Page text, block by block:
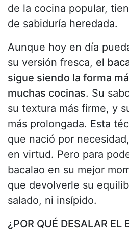
de la cocina popular,
de sabiduría heredada.
Aunque hoy en día
su versión fresca, el
sigue siendo la forma
muchas cocinas. Su
su textura más firme, y
más prolongada. Esta
que nació por
en virtud. Pero para
bacalao en su mejor
que devolverle su
salado, ni insípido.
¿POR QUÉ DESALAR EL